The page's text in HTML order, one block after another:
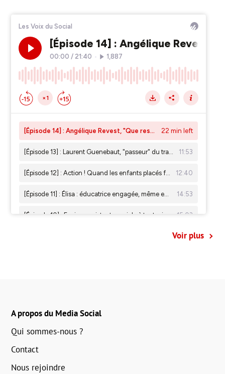
Voir plus
A propos du Media Social
Qui sommes-nous ?
Contact
Nous rejoindre